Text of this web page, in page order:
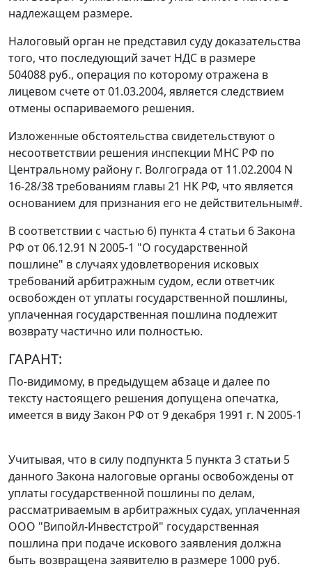
надлежащем размере.
Налоговый орган не представил суду доказательства
того, что последующий зачет НДС в размере
504088 руб., операция по которому отражена в
лицевом счете от 01.03.2004, является следствием
отмены оспариваемого решения.
Изложенные обстоятельства свидетельствуют о
несоответствии решения инспекции МНС РФ по
Центральному району г. Волгограда от 11.02.2004 N
16-28/38 требованиям главы 21 НК РФ, что является
основанием для признания его не действительным#.
В соответствии с частью 6) пункта 4 статьи 6Закона
РФ от 06.12.91 N 2005-1 "О государственной
пошлине" в случаях удовлетворения исковых
требований арбитражным судом, если ответчик
освобожден от уплаты государственной пошлины,
уплаченная государственная пошлина подлежит
возврату частично или полностью.
ГАРАНТ:
По-видимому, в предыдущем абзаце и далее по
тексту настоящего решения допущена опечатка,
имеется в виду Закон РФ от 9 декабря 1991 г. N 2005-1
Учитывая, что в силу подпункта 5 пункта 3 статьи 5
данного Закона налоговые органы освобождены от
уплаты государственной пошлины по делам,
рассматриваемым в арбитражных судах, уплаченная
ООО "Випойл-Инвестстрой" государственная
пошлина при подаче искового заявления должна
быть возвращена заявителю в размере 1000 руб.